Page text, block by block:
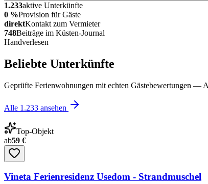
1.233aktive Unterkünfte
0 %Provision für Gäste
direktKontakt zum Vermieter
748Beiträge im Küsten-Journal
Handverlesen
Beliebte Unterkünfte
Geprüfte Ferienwohnungen mit echten Gästebewertungen —
Alle 1.233 ansehen
Top-Objekt
ab59 €
Vineta Ferienresidenz Usedom - Strandmuschel